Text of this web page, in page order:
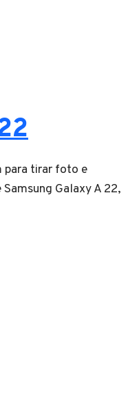
para tirar foto e
Galaxy A 22,